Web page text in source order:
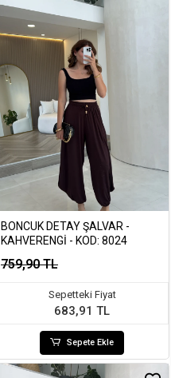
BONCUK DETAY ŞALVAR -
KAHVERENGI - KOD: 8024
759,90 TL
Sepetteki Fiyat
683,91 TL
Sepete Ekle